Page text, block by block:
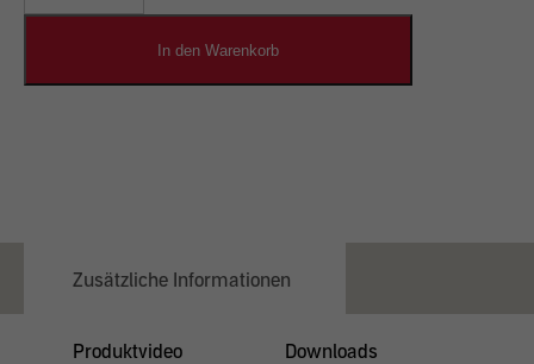
Designputz
In den Warenkorb
Zusätzliche Informationen
Produktvideo Downloads